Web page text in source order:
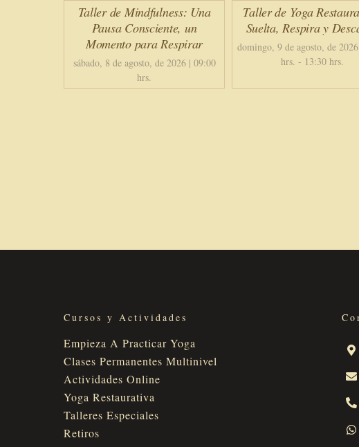
Taller de Mindfulness: Una
Pausa Consciente, un
Momento para Respirar
sábado, 8 de agosto, de 2026 | 09:00
hrs.
Taller de Yoga
Suelta, Respira y
domingo, 9 de agosto, de
hrs. - 13:30 hrs.
Cursos y Actividades
Empieza A Practicar Yoga
Clases Permanentes Multinivel
Actividades Online
Yoga Restaurativa
Talleres Especiales
Retiros